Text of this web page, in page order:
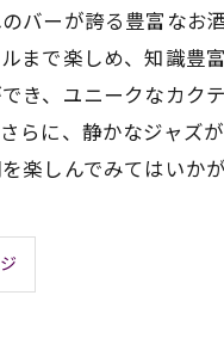
バーが誇る豊富なお
まで楽しめ、知識豊
き、ユニークなカク
らに、静かなジャズ
楽しんでみてはいか